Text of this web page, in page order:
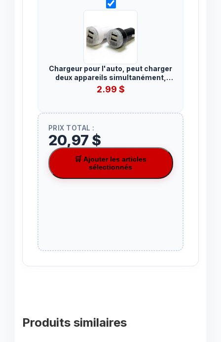
Chargeur pour l'auto, peut charger
deux appareils simultanément,
recharge rapide tous les
téléphones intelligents
2.99 $
PRIX TOTAL :
20,97 $
🛒 Ajouter les articles
sélectionnés
Produits similaires